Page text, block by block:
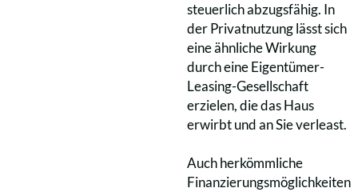
steuerlich abzugsfähig. In
der Privatnutzung lässt sich
eine ähnliche Wirkung
durch eine Eigentümer-
Leasing-Gesellschaft
erzielen, die das Haus
erwirbt und an Sie verleast.
Auch herkömmliche
Finanzierungsmöglichkeiten